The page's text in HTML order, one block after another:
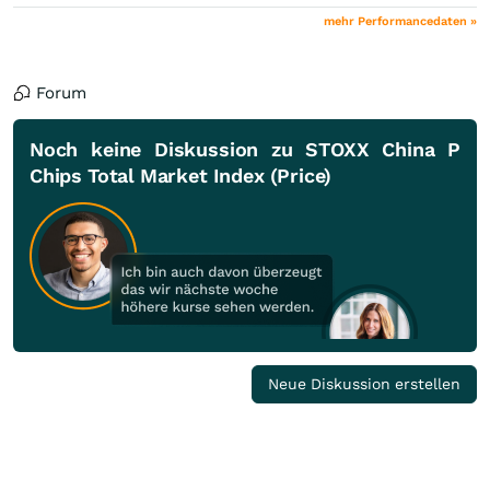
mehr Performancedaten »
Forum
Noch keine Diskussion zu STOXX China P
Chips Total Market Index (Price)
Neue Diskussion erstellen